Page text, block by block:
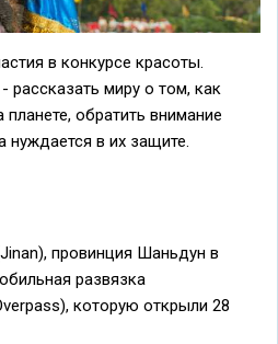
в конкурсе красоты.
рассказать миру о том, как
обратить внимание
нуждается в их защите.
провинция Шаньдун в
развязка
которую открыли 28